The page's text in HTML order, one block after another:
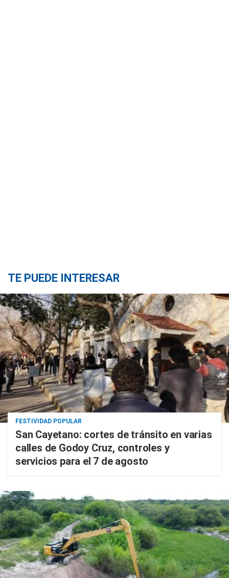
TE PUEDE INTERESAR
FESTIVIDAD POPULAR
San Cayetano: cortes de tránsito en varias
calles de Godoy Cruz, controles y
servicios para el 7 de agosto